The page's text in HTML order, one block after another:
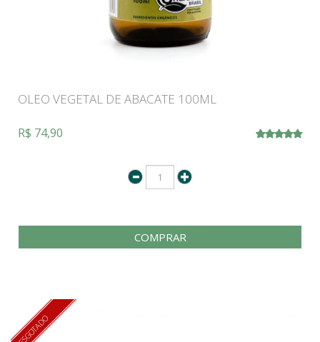
OLEO VEGETAL DE ABACATE 100ML
R$ 74,90
COMPRAR
ESGOTADO